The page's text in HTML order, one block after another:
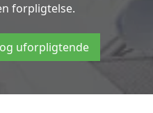
forpligtelse.
uforpligtende